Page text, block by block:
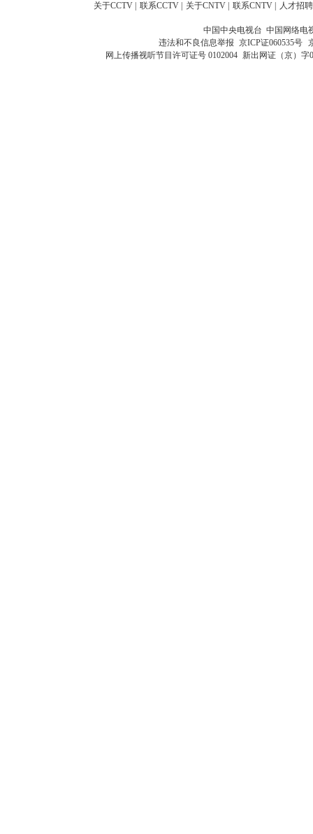
关于CCTV 联系CCTV 关于CNTV 联系CNTV 人才招聘
中国中央电视台 中国网络电
违法和不良信息举报 京ICP证060535号
网上传播视听节目许可证号 0102004 新出网证（京）